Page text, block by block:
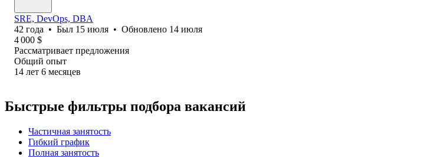
SRE, DevOps, DBA
42 года • Был 15 июля • Обновлено 14 июля
4 000 $
Рассматривает предложения
Общий опыт
14 лет 6 месяцев
Быстрые фильтры подбора вакансий
Частичная занятость
Гибкий график
Полная занятость